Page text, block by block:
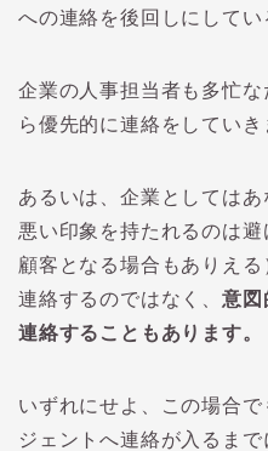
への連絡を後回しにしてい
企業の人事担当者も多忙
ら優先的に連絡をしていき
あるいは、企業としては
悪い印象を持たれるのは
顧客となる場合もありえ
連絡するのではなく、 意図
連絡することもあります。
いずれにせよ、この場合
ジェントへ連絡が入るま